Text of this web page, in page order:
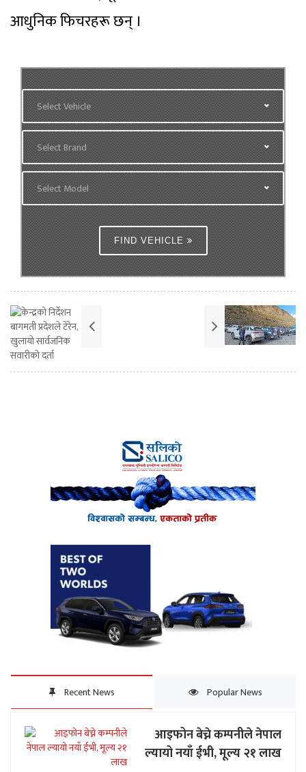
आधुनिक फिचरहरू छन् ।
Select Vehicle
Select Brand
Select Model
FIND VEHICLE
Recent News Popular News
आइफोन बेच्ने कम्पनीले नेपाल
ल्यायो नयाँ ईभी, मूल्य २१ लाख